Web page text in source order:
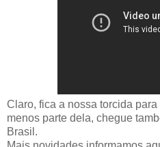
Claro, fica a nossa torcida
menos parte dela, chegue
Brasil.